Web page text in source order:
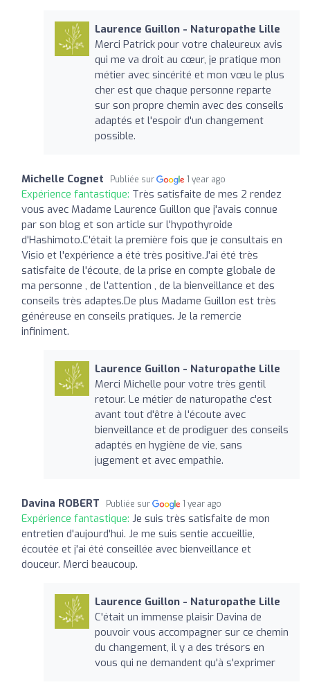
Laurence Guillon - Naturopathe Lille
Merci Patrick pour votre chaleureux avis
qui me va droit au cœur, je pratique mon
métier avec sincérité et mon vœu le plus
cher est que chaque personne reparte
sur son propre chemin avec des conseils
adaptés et l'espoir d'un changement
possible.
Michelle Cognet Publiée sur 1 year ago
Expérience fantastique: Très satisfaite de mes 2 rendez
vous avec Madame Laurence Guillon que j'avais connue
par son blog et son article sur l'hypothyroide
d'Hashimoto.C'était la première fois que je consultais en
Visio et l'expérience a été très positive.J'ai été très
satisfaite de l'écoute, de la prise en compte globale de
ma personne , de l'attention , de la bienveillance et des
conseils très adaptes.De plus Madame Guillon est très
généreuse en conseils pratiques. Je la remercie
infiniment.
Laurence Guillon - Naturopathe Lille
Merci Michelle pour votre très gentil
retour. Le métier de naturopathe c'est
avant tout d'être à l'écoute avec
bienveillance et de prodiguer des conseils
adaptés en hygiène de vie, sans
jugement et avec empathie.
Davina ROBERT Publiée sur 1 year ago
Expérience fantastique: Je suis très satisfaite de mon
entretien d'aujourd'hui. Je me suis sentie accueillie,
écoutée et j'ai été conseillée avec bienveillance et
douceur. Merci beaucoup.
Laurence Guillon - Naturopathe Lille
C'était un immense plaisir Davina de
pouvoir vous accompagner sur ce chemin
du changement, il y a des trésors en
vous qui ne demandent qu'à s'exprimer